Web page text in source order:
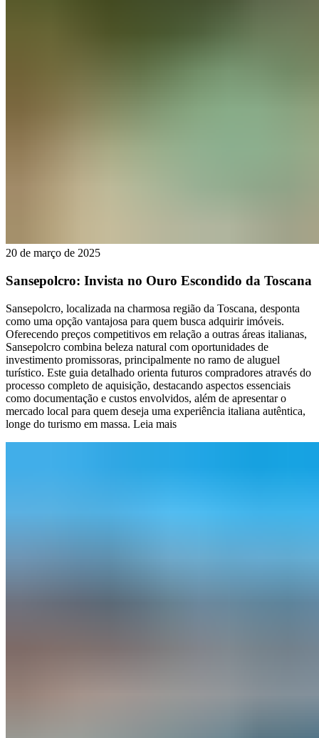
20 de março de 2025
Sansepolcro: Invista no Ouro Escondido da Toscana
Sansepolcro, localizada na charmosa região da Toscana, desponta
como uma opção vantajosa para quem busca adquirir imóveis.
Oferecendo preços competitivos em relação a outras áreas italianas,
Sansepolcro combina beleza natural com oportunidades de
investimento promissoras, principalmente no ramo de aluguel
turístico. Este guia detalhado orienta futuros compradores através do
processo completo de aquisição, destacando aspectos essenciais
como documentação e custos envolvidos, além de apresentar o
mercado local para quem deseja uma experiência italiana autêntica,
longe do turismo em massa. Leia mais